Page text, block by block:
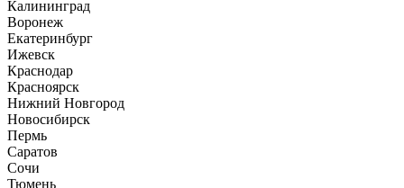
Калининград
Воронеж
Екатеринбург
Ижевск
Краснодар
Красноярск
Нижний Новгород
Новосибирск
Пермь
Саратов
Сочи
Тюмень